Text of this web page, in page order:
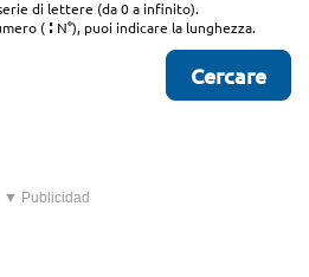
di lettere (da 0 a infinito).
(: N°), puoi indicare la lunghezza.
▼ Publicidad